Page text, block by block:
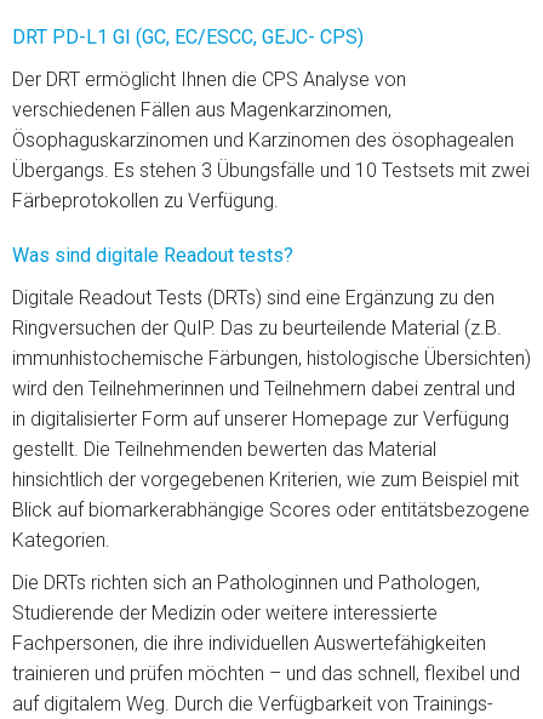
DRT PD-L1 GI (GC, EC/ESCC, GEJC- CPS)
Der DRT ermöglicht Ihnen die CPS Analyse von
verschiedenen Fällen aus Magenkarzinomen,
Ösophaguskarzinomen und Karzinomen des ösophagealen
Übergangs. Es stehen 3 Übungsfälle und 10 Testsets mit zwei
Färbeprotokollen zu Verfügung.
Was sind digitale Readout tests?
Digitale Readout Tests (DRTs) sind eine Ergänzung zu den
Ringversuchen der QuIP. Das zu beurteilende Material (z.B.
immunhistochemische Färbungen, histologische Übersichten)
wird den Teilnehmerinnen und Teilnehmern dabei zentral und
in digitalisierter Form auf unserer Homepage zur Verfügung
gestellt. Die Teilnehmenden bewerten das Material
hinsichtlich der vorgegebenen Kriterien, wie zum Beispiel mit
Blick auf biomarkerabhängige Scores oder entitätsbezogene
Kategorien.
Die DRTs richten sich an Pathologinnen und Pathologen,
Studierende der Medizin oder weitere interessierte
Fachpersonen, die ihre individuellen Auswertefähigkeiten
trainieren und prüfen möchten – und das schnell, flexibel und
auf digitalem Weg. Durch die Verfügbarkeit von Trainings-